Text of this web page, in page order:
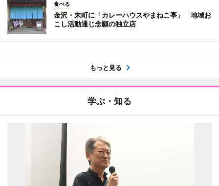
食べる
金沢・末町に「カレーハウスやまねこ亭」 地域お
こし活動通じ念願の独立店
もっと見る
学ぶ・知る